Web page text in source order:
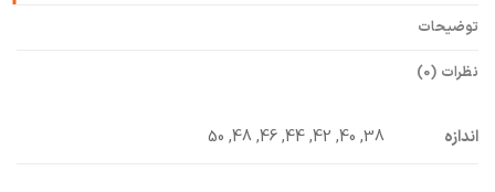
توضیحات
نظرات (0)
اندازه 38, 40, 42, 44, 46, 48, 50